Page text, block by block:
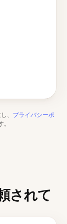
、 プライバシーポ
されて